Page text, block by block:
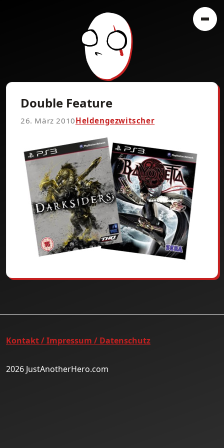
Double Feature
26. März 2010Heldengezwitscher
Kontakt / Impressum / Datenschutz
2026 JustAnotherHero.com